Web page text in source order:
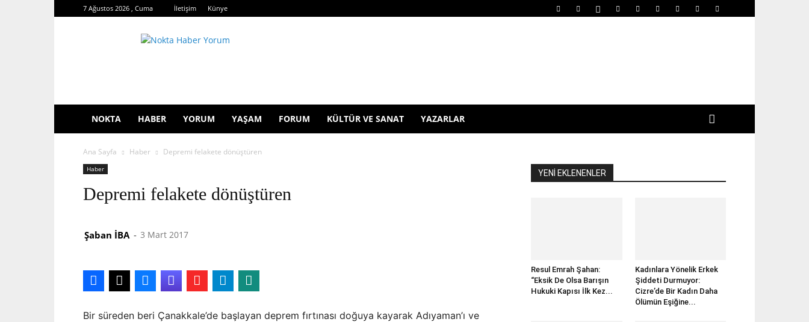
7 Ağustos 2026 , Cuma İletişim Künye
NOKTA HABER YORUM YAŞAM FORUM KÜLTÜR VE SANAT YAZARLAR
Ana Sayfa Haber Depremi felakete dönüştüren
Haber
Depremi felakete dönüştüren
Şaban İBA - 3 Mart 2017
Bir süreden beri Çanakkale’de başlayan deprem fırtınası doğuya kayarak Adıyaman’ı ve
YENİ EKLENENLER
Resul Emrah Şahan:
“Eksik De Olsa Barışın
Hukuki Kapısı İlk Kez...
Kadınlara Yönelik Erkek
Şiddeti Durmuyor:
Cizre’de Bir Kadın Daha
Ölümün Eşiğine...